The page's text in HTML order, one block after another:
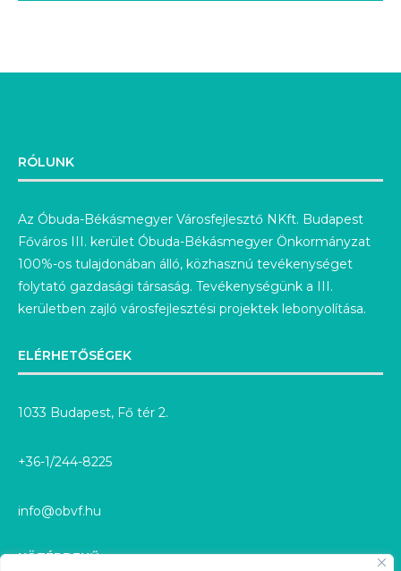
RÓLUNK
Az Óbuda-Békásmegyer Városfejlesztő NKft. Budapest
Főváros III. kerület Óbuda-Békásmegyer Önkormányzat
100%-os tulajdonában álló, közhasznú tevékenységet
folytató gazdasági társaság. Tevékenységünk a III.
kerületben zajló városfejlesztési projektek lebonyolítása.
ELÉRHETŐSÉGEK
1033 Budapest, Fő tér 2.
+36-1/244-8225
info@obvf.hu
KÖZÉRDEKŰ